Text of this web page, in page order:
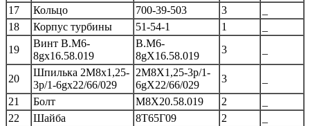
17
Кольцо 700-39-503 3
18
Корпус турбины 51-54-1 1
19
Винт В.М6-
8gх16.58.019
В.М6-
8gХ16.58.019
3
20
Шпилька 2М8х1,25-
3p/1-6gх22/66/029
2М8Х1,25-3p/1-
6gХ22/66/029
3
21
Болт М8Х20.58.019 2
22
Шайба 8Т65Г09 2